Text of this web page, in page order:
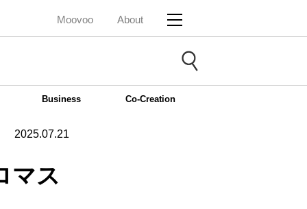
Moovoo About
Business Co-Creation
2025.07.21
マス